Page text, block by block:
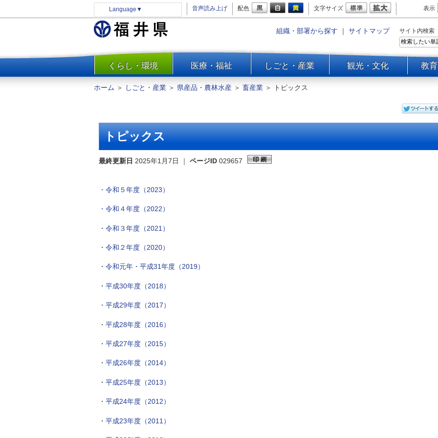
Language ▼ 音声読み上げ 配色 文字サイズ 表示
組織・部署から探す ｜ サイトマップ サイト内検索
一覧
くらし・環境 医療・福祉 しごと・産業 観光・文化 教
防災
水道・エネルギー
住まい・土地
環境問題・廃棄物対策・リサ
イクル
河川・砂防・港湾
自然
ホーム ＞ しごと・産業 ＞ 県産品・農林水産 ＞ 畜産業 ＞ トピックス
トピックス
最終更新日 2025年1月7日 ｜ ページID 029657
・令和５年度（2023）
・令和４年度（2022）
・ 令和３年度（2021）
・ 令和２年度（2020）
・ 令和元年・平成31年度（2019）
・ 平成30年度（2018）
・平成29年度（2017）
・ 平成28年度（2016）
・ 平成27年度（2015）
・ 平成26年度（2014）
・ 平成25年度（2013）
・ 平成24年度（2012）
・ 平成23年度（2011）